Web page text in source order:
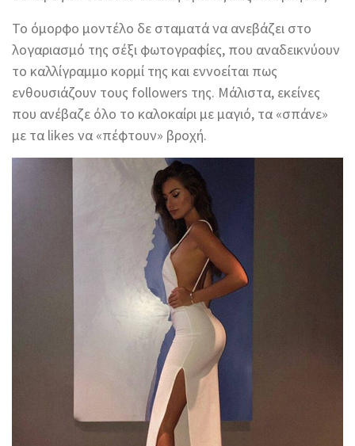
Το όμορφο μοντέλο δε σταματά να ανεβάζει στο
λογαριασμό της σέξι φωτογραφίες, που αναδεικνύουν
το καλλίγραμμο κορμί της και εννοείται πως
ενθουσιάζουν τους followers της. Μάλιστα, εκείνες
που ανέβαζε όλο το καλοκαίρι με μαγιό, τα «σπάνε»
με τα likes να «πέφτουν» βροχή.